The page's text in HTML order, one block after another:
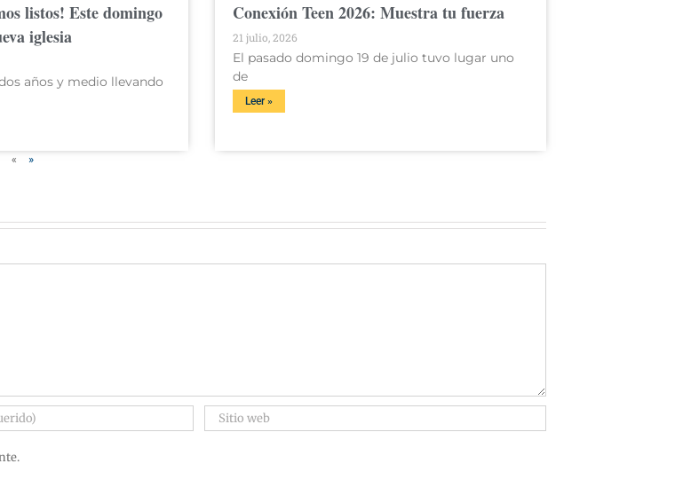
listos! Este domingo
iglesia
años y medio llevando
Conexión Teen 2026: Muestra tu fuerza
21 julio, 2026
El pasado domingo 19 de julio tuvo lugar uno
de
Leer »
« »